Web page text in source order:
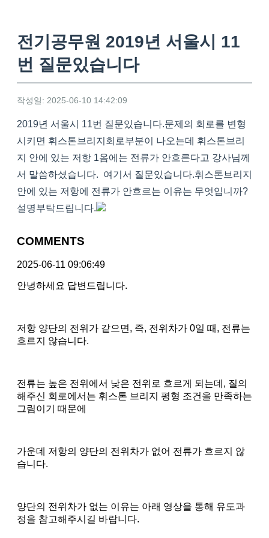
전기공무원 2019년 서울시 11
번 질문있습니다
작성일: 2025-06-10 14:42:09
2019년 서울시 11번 질문있습니다.문제의 회로를 변형
시키면 휘스톤브리지회로부분이 나오는데 휘스톤브리
지 안에 있는 저항 1옴에는 전류가 안흐른다고 강사님께
서 말씀하셨습니다. 여기서 질문있습니다.휘스톤브리지
안에 있는 저항에 전류가 안흐르는 이유는 무엇입니까?
설명부탁드립니다.
COMMENTS
2025-06-11 09:06:49
안녕하세요 답변드립니다.
저항 양단의 전위가 같으면, 즉, 전위차가 0일 때, 전류는
흐르지 않습니다.
전류는 높은 전위에서 낮은 전위로 흐르게 되는데, 질의
해주신 회로에서는 휘스톤 브리지 평형 조건을 만족하는
그림이기 때문에
가운데 저항의 양단의 전위차가 없어 전류가 흐르지 않
습니다.
양단의 전위차가 없는 이유는 아래 영상을 통해 유도과
정을 참고해주시길 바랍니다.